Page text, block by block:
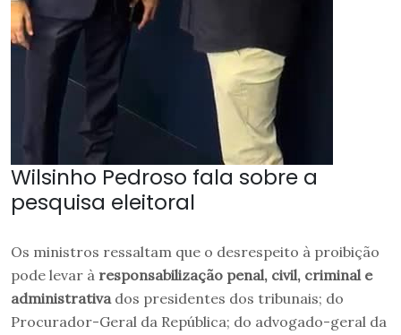
Wilsinho Pedroso fala sobre a
pesquisa eleitoral
Os ministros ressaltam que o desrespeito à proibição
pode levar à responsabilização penal, civil, criminal e
administrativados presidentes dos tribunais; do
Procurador-Geral da República; do advogado-geral da